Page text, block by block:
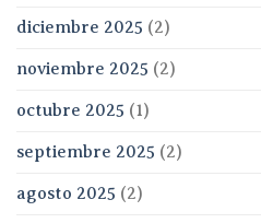
diciembre 2025 (2)
noviembre 2025 (2)
octubre 2025 (1)
septiembre 2025 (2)
agosto 2025 (2)